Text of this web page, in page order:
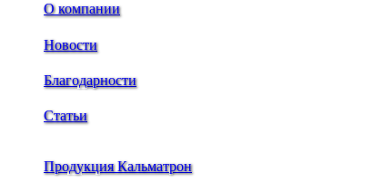
О компании
Новости
Благодарности
Статьи
Продукция Кальматрон